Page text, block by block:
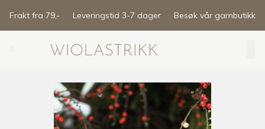
Frakt fra 79,- Leveringstid 3-7 dager Besøk vår garnbutikk
Search (⌘K)